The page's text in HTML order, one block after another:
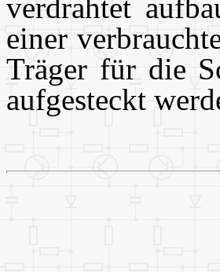
verdrahtet
einer
Träger für die
aufgesteckt